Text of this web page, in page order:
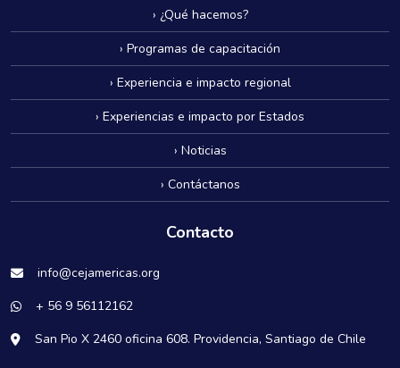
› ¿Qué hacemos?
› Programas de capacitación
› Experiencia e impacto regional
› Experiencias e impacto por Estados
› Noticias
› Contáctanos
Contacto
info@cejamericas.org
+ 56 9 56112162
San Pio X 2460 oficina 608. Providencia, Santiago de Chile